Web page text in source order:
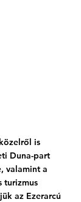
is
Duna-part
valamint a
turizmus
az Ezerarcú